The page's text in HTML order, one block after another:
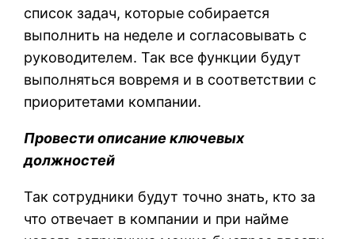
список задач, которые собирается
выполнить на неделе и согласовывать с
руководителем. Так все функции будут
выполняться вовремя и в соответствии с
приоритетами компании.
Провести описание ключевых
должностей
Так сотрудники будут точно знать, кто за
что отвечает в компании и при найме